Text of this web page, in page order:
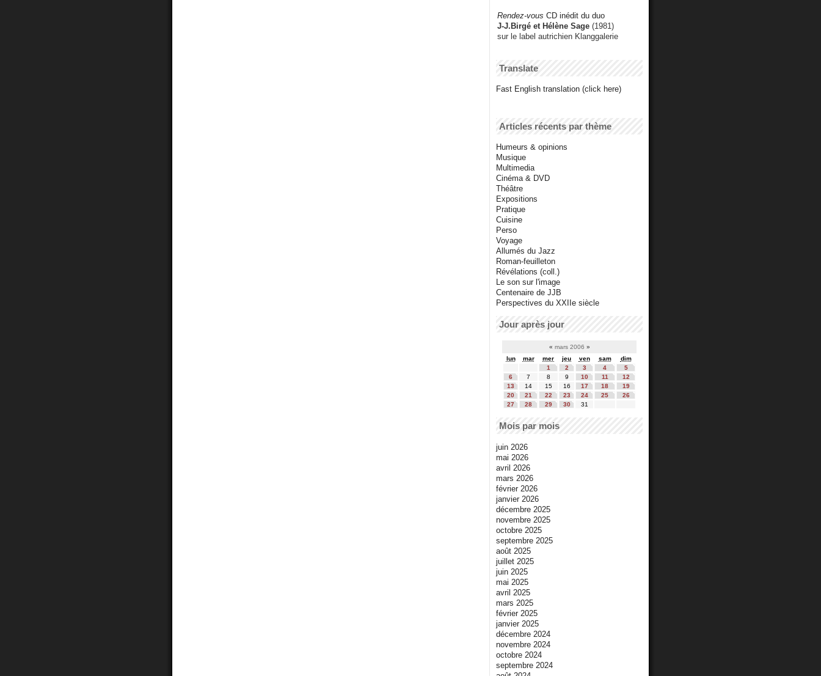
Rendez-vous CD inédit du duo
J-J.Birgé et Hélène Sage (1981)
sur le label autrichien Klanggalerie
Translate
Fast English translation (click here)
Articles récents par thème
Humeurs & opinions
Musique
Multimedia
Cinéma & DVD
Théâtre
Expositions
Pratique
Cuisine
Perso
Voyage
Allumés du Jazz
Roman-feuilleton
Révélations (coll.)
Le son sur l'image
Centenaire de JJB
Perspectives du XXIIe siècle
Jour après jour
« mars 2006 »
lun
mar mer jeu ven sam
dim
1
2 3 4
5
6
7 8 9 10 11
12
13
14 15 16 17 18
19
20
21 22 23 24 25
26
27
28 29 30 31
Mois par mois
juin 2026
mai 2026
avril 2026
mars 2026
février 2026
janvier 2026
décembre 2025
novembre 2025
octobre 2025
septembre 2025
août 2025
juillet 2025
juin 2025
mai 2025
avril 2025
mars 2025
février 2025
janvier 2025
décembre 2024
novembre 2024
octobre 2024
septembre 2024